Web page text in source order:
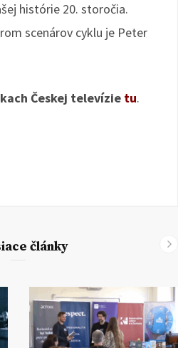
histórie 20. storočia.
scenárov cyklu je Peter
Českej televízie tu.
články